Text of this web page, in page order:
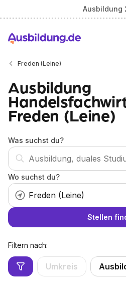
Ausbildung
Freden (Leine)
Ausbildung
Freden (Leine)
Was suchst du?
Wo suchst du?
Stellen
Filtern nach:
Umkreis